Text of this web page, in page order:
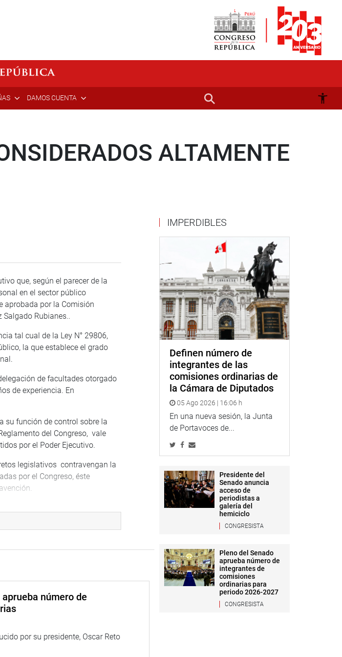
DAMOS CUENTA
ALTAMENTE
que, según el parecer de la
en el sector público
aprobada por la Comisión
Salgado Rubianes..
tal cual de la Ley N° 29806,
la que establece el grado
de facultades otorgado
de experiencia. En
su función de control sobre la
del Congreso, vale
por el Poder Ejecutivo.
legislativos contravengan la
por el Congreso, éste
para otorgar el nivel de
una relación directa con el
de fondo y no de forma. “Yo
el tema con la presentación de
la delegación de facultades
con el congresista aprista.
casos, tenía nombre
funciones al legislar en materia
número de
por su presidente, Oscar Reto
IMPERDIBLES
Definen número de
integrantes de las
comisiones ordinarias de
la Cámara de Diputados
05 Ago 2026 | 16:06 h
En una nueva sesión, la Junta
de Portavoces de...
Presidente del
Senado anuncia
acceso de
periodistas a
galería del
hemiciclo
CONGRESISTA
Pleno del Senado
aprueba número de
integrantes de
comisiones
ordinarias para
periodo 2026-2027
CONGRESISTA